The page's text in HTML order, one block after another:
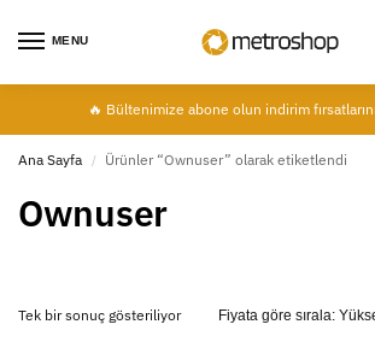
MENU
🔥 Bültenimize abone olun indirim
Ana Sayfa / Ürünler “Ownuser” olarak etiketlendi
Ownuser
Tek bir sonuç gösteriliyor